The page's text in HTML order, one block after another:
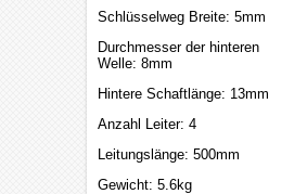
Schlüsselweg Breite: 5mm
Durchmesser der hinteren
Welle: 8mm
Hintere Schaftlänge: 13mm
Anzahl Leiter: 4
Leitungslänge: 500mm
Gewicht: 5.6kg